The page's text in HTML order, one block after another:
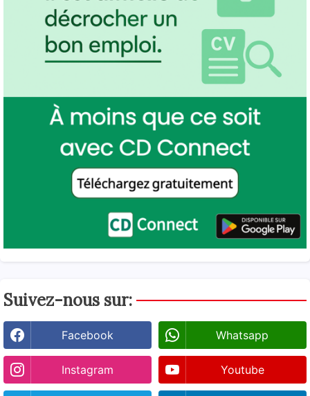
Suivez-nous sur:
Facebook Whatsapp
Instagram Youtube